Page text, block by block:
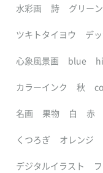
水彩画 詩 グリーン
ツキトタイヨウ デ
心象風景画 blue
カラーインク 秋
名画 果物 白 赤
くつろぎ オレンジ
デジタルイラスト